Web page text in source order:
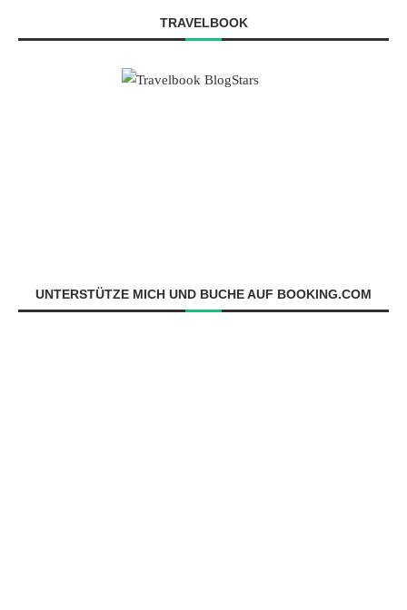
TRAVELBOOK
UNTERSTÜTZE MICH UND BUCHE AUF BOOKING.COM